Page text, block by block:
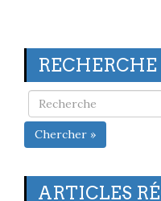
RECHERCHE
Chercher »
ARTICLES